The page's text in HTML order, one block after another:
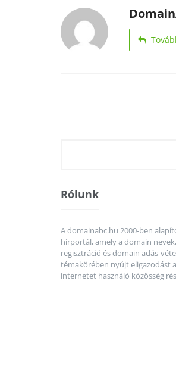
Rólunk
A domainabc.hu 2000-ben
hírportál, amely a domain
regisztráció és domain adás-
témakörében nyújt eligazodást
internetet használó közösség